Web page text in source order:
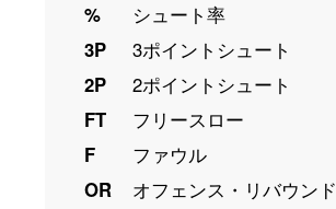
%
シュート率
3P
3ポイントシュート
2P
2ポイントシュート
FT
フリースロー
F
ファウル
OR
オフェンス・リバウンド